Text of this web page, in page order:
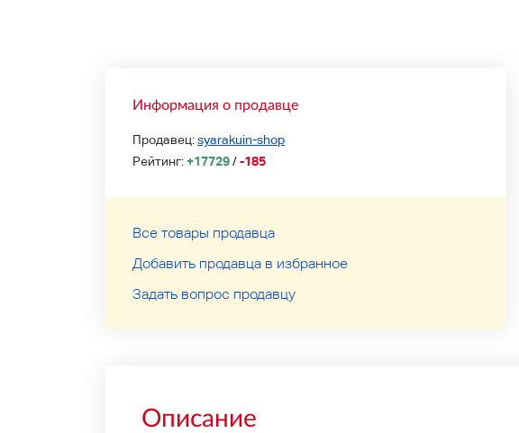
Информация о продавце
Продавец:syarakuin-shop
Рейтинг:+17729/-185
Все товары продавца
Добавить продавца в избранное
Задать вопрос продавцу
Описание